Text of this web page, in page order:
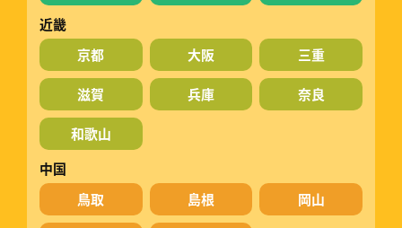
近畿
京都
大阪 三重
滋賀 兵庫 奈良
和歌山
中国
鳥取
島根 岡山